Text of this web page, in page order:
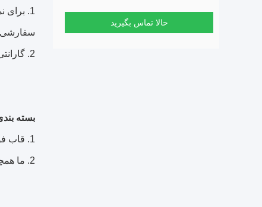
حالا تماس بگیرید
1. برای نمونه: می توانیم نمونه را به ترتیب اول تحویل دهیم.
2. گارانتی: موتور و قاب یک سال است.
بسته
قاب
ما